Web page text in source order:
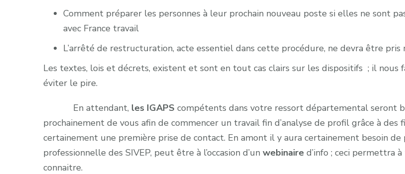
Comment préparer les personnes à leur prochain nouveau poste si elles ne sont
avec France travail
L’arrêté de restructuration, acte essentiel dans cette procédure, ne devra être
Les textes, lois et décrets, existent et sont en tout cas clairs sur les dispositifs ; il
éviter le pire.
En attendant, les IGAPS compétents dans votre ressort départemental seront
prochainement de vous afin de commencer un travail fin d’analyse de profil grâce à
certainement une première prise de contact. En amont il y aura certainement besoin
professionnelle des SIVEP, peut être à l’occasion d’un webinaire d’info ; ceci permettra
connaitre.